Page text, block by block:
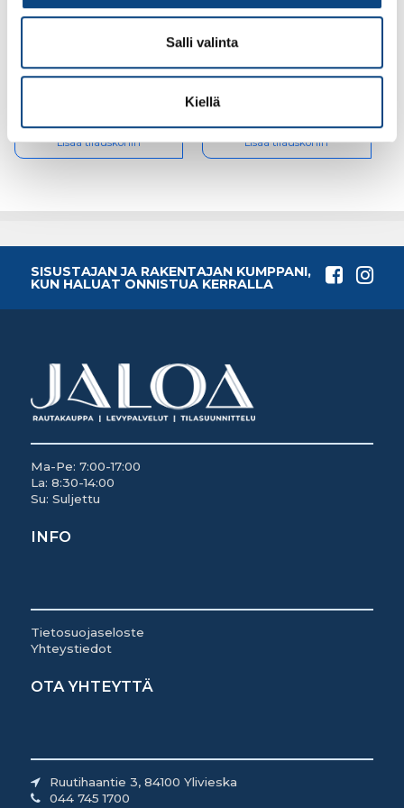
Salli valinta
Kiellä
Easy up-
Lisää tilauskoriin
Pro Paint Tasoittaja
3.67€ /kpl
Lisää tilauskoriin
SISUSTAJAN JA RAKENTAJAN KUMPPANI,
KUN HALUAT ONNISTUA KERRALLA
Ma-Pe: 7:00-17:00
La: 8:30-14:00
Su: Suljettu
INFO
Tietosuojaseloste
Yhteystiedot
OTA YHTEYTTÄ
Ruutihaantie 3, 84100 Ylivieska
044 745 1700